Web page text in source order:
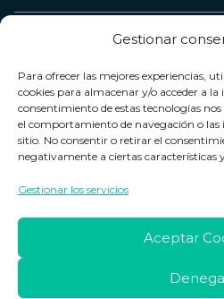
Gestionar
Para ofrecer las mejores experiencias,
cookies para almacenar y/o acceder a
consentimiento de estas tecnologías
el comportamiento de navegación o las
sitio. No consentir o retirar el
negativamente a ciertas características
Gestionar los servicios
Aceptar
Contacto
Contacto
Política de
devoluciones
Horario de
Lun. a Vie.:
18:00h
Términos y
condiciones
Política de
privacidad
cookies